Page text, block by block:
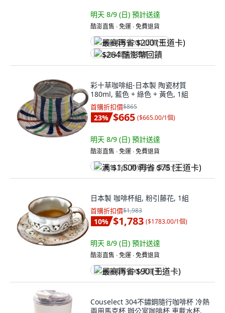
明天 8/9 (日) 預計送達
酷澎直售 ∙ 免運 ∙ 免費退貨
最高再省 $200 (王道卡)
$264 酷澎幣回饋
彩十草咖啡組-日本製 陶瓷材質
180ml, 藍色 + 綠色 + 黃色, 1組
首購折扣價$865
23% $665 ($665.00/1個)
明天 8/9 (日) 預計送達
酷澎直售 ∙ 免運 ∙ 免費退貨
满 $1,500 再省 $75 (王道卡)
日本製 咖啡杯組, 粉引藤花, 1組
首購折扣價$1,983
10% $1,783 ($1783.00/1個)
明天 8/9 (日) 預計送達
酷澎直售 ∙ 免運 ∙ 免費退貨
最高再省 $90 (王道卡)
Couselect 304不鏽鋼隨行咖啡杯 冷熱
兩用馬克杯 辦公室咖啡杯 車載水杯,